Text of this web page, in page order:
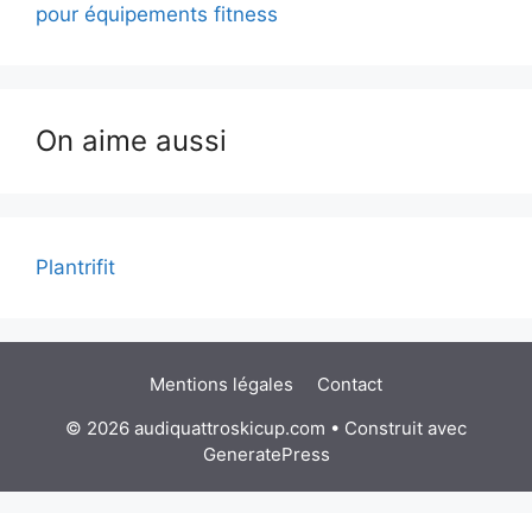
pour équipements fitness
On aime aussi
Plantrifit
Mentions légales
Contact
© 2026 audiquattroskicup.com • Construit avec
GeneratePress